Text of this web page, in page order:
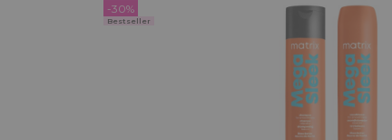
Bestseller
-30%